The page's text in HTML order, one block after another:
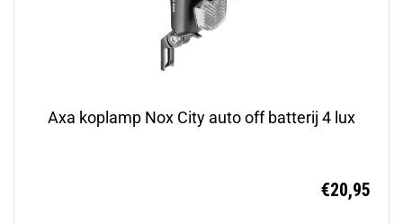
Axa koplamp Nox City auto off batterij 4 lux
€20,95